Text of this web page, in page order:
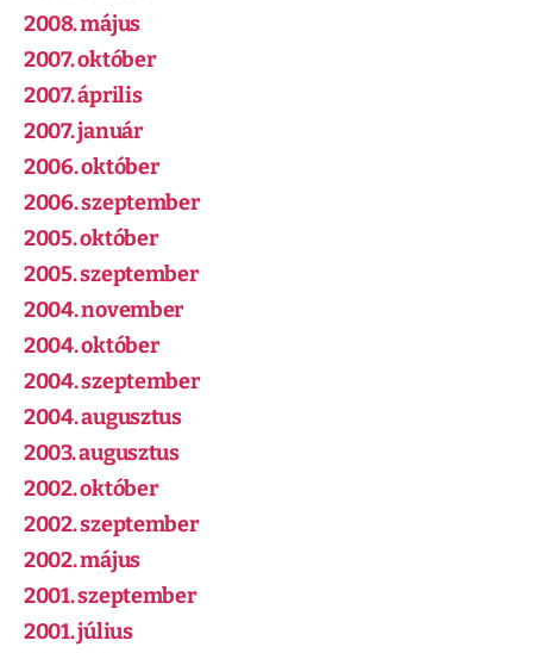
2008. május
2007. október
2007. április
2007. január
2006. október
2006. szeptember
2005. október
2005. szeptember
2004. november
2004. október
2004. szeptember
2004. augusztus
2003. augusztus
2002. október
2002. szeptember
2002. május
2001. szeptember
2001. július